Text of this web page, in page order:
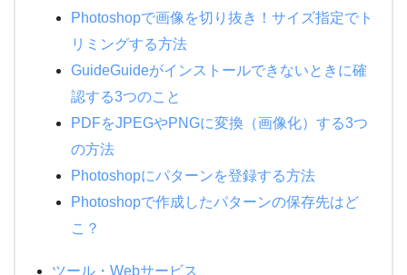
Photoshopで画像を切り抜き！サイズ指定でト
リミングする方法
GuideGuideがインストールできないときに確
認する3つのこと
PDFをJPEGやPNGに変換（画像化）する3つ
の方法
Photoshopにパターンを登録する方法
Photoshopで作成したパターンの保存先はど
こ？
ツール・Webサービス